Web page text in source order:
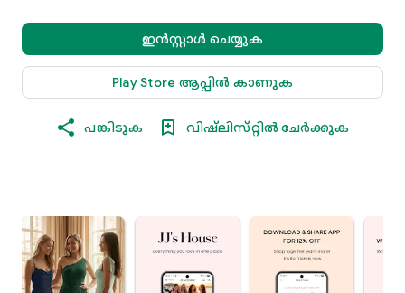
ഇൻസ്റ്റാൾ ചെയ്യുക
Play Store ആപ്പിൽ കാണുക
പങ്കിടുക വിഷ്‌ലിസ്‌റ്റിൽ ചേർക്കുക